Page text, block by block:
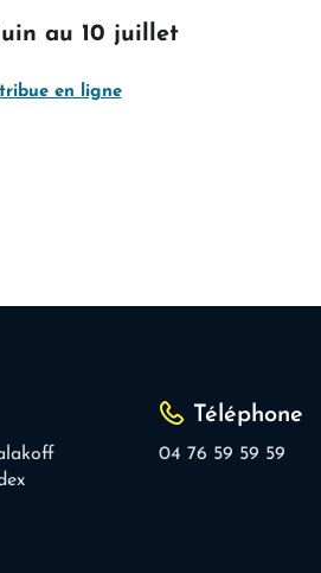
au 10 juillet
en ligne
Téléphone
04 76 59 59 59